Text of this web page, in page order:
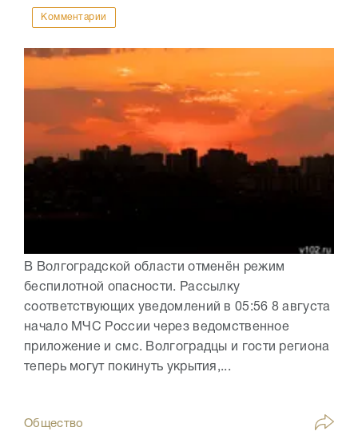
Комментарии
В Волгоградской области отменён режим
беспилотной опасности. Рассылку
соответствующих уведомлений в 05:56 8 августа
начало МЧС России через ведомственное
приложение и смс. Волгоградцы и гости региона
теперь могут покинуть укрытия,...
Общество